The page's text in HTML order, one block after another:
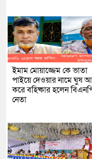
ইমাম মোয়াজ্জেম কে ভাতা
পাইয়ে দেওয়ার নামে ঘুষ
করে বহিষ্কার হলেন
নেতা